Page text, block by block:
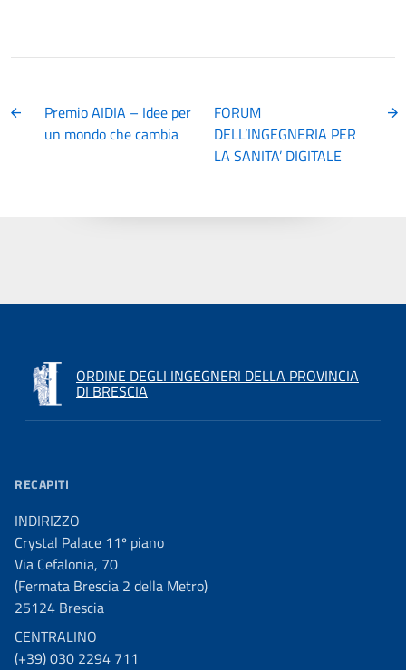
Premio AIDIA – Idee per
un mondo che cambia
FORUM
DELL’INGEGNERIA PER
LA SANITA’ DIGITALE
ORDINE DEGLI INGEGNERI DELLA PROVINCIA
DI BRESCIA
RECAPITI
INDIRIZZO
Crystal Palace 11º piano
Via Cefalonia, 70
(Fermata Brescia 2 della Metro)
25124 Brescia
CENTRALINO
(+39) 030 2294 711